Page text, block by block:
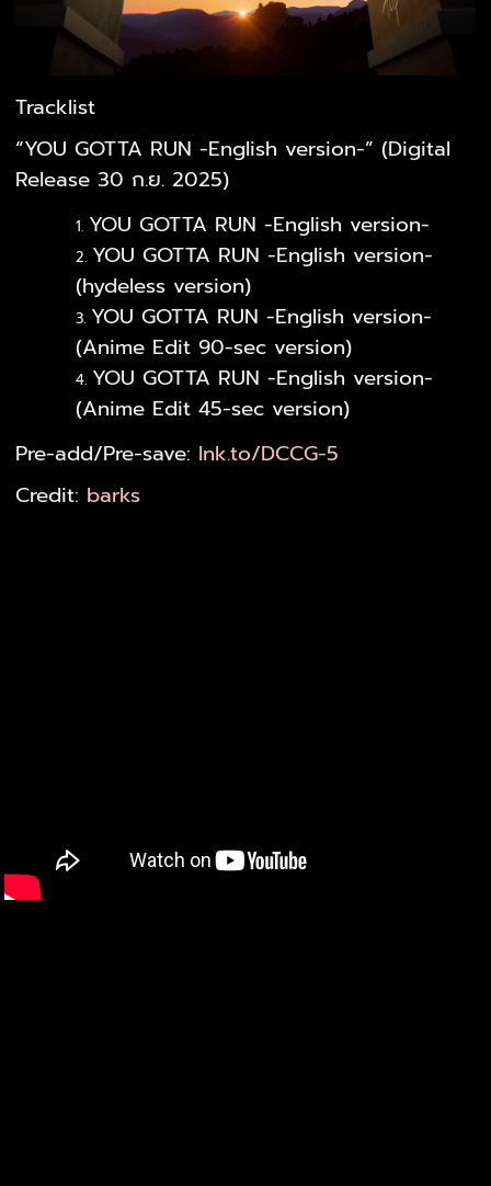
Tracklist
“YOU GOTTA RUN -English version-” (Digital
Release 30 ก.ย. 2025)
YOU GOTTA RUN -English version-
YOU GOTTA RUN -English version-
(hydeless version)
YOU GOTTA RUN -English version-
(Anime Edit 90-sec version)
YOU GOTTA RUN -English version-
(Anime Edit 45-sec version)
Pre-add/Pre-save: lnk.to/DCCG-5
Credit: barks